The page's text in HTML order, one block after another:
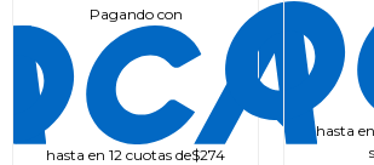
Pagando con
hasta en 12 cuotas de$274
hasta